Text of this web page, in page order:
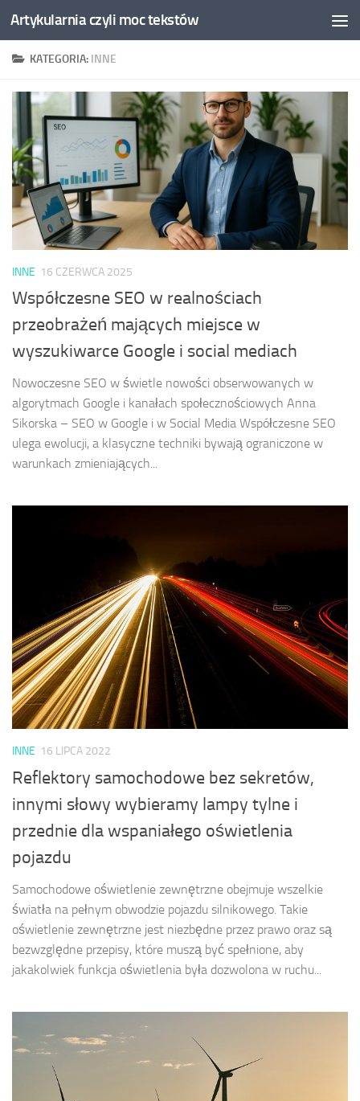
Skip to content
Artykularnia czyli moc tekstów
KATEGORIA: INNE
INNE 16 CZERWCA 2025
Współczesne SEO w realnościach
przeobrażeń mających miejsce w
wyszukiwarce Google i social mediach
Nowoczesne SEO w świetle nowości obserwowanych w
algorytmach Google i kanałach społecznościowych Anna
Sikorska – SEO w Google i w Social Media Współczesne SEO
ulega ewolucji, a klasyczne techniki bywają ograniczone w
warunkach zmieniających...
INNE 16 LIPCA 2022
Reflektory samochodowe bez sekretów,
innymi słowy wybieramy lampy tylne i
przednie dla wspaniałego oświetlenia
pojazdu
Samochodowe oświetlenie zewnętrzne obejmuje wszelkie
światła na pełnym obwodzie pojazdu silnikowego. Takie
oświetlenie zewnętrzne jest niezbędne przez prawo oraz są
bezwzględne przepisy, które muszą być spełnione, aby
jakakolwiek funkcja oświetlenia była dozwolona w ruchu...